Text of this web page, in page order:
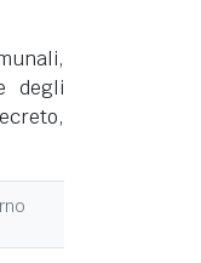
degli